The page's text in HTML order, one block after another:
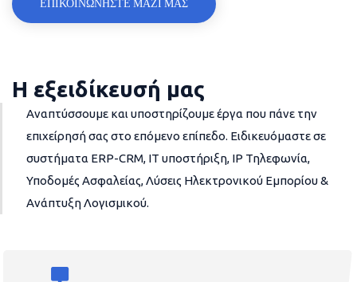
ΕΠΙΚΟΙΝΩΝΗΣΤΕ ΜΑΖΙ ΜΑΣ
Η εξειδίκευσή μας
Αναπτύσσουμε και υποστηρίζουμε έργα που πάνε την
επιχείρησή σας στο επόμενο επίπεδο. Ειδικευόμαστε σε
συστήματα ERP-CRM, IT υποστήριξη, IP Τηλεφωνία,
Υποδομές Ασφαλείας, Λύσεις Ηλεκτρονικού Εμπορίου &
Ανάπτυξη Λογισμικού.